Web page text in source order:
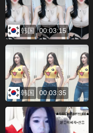
韩国 00:03:15
韩国 00:03:35